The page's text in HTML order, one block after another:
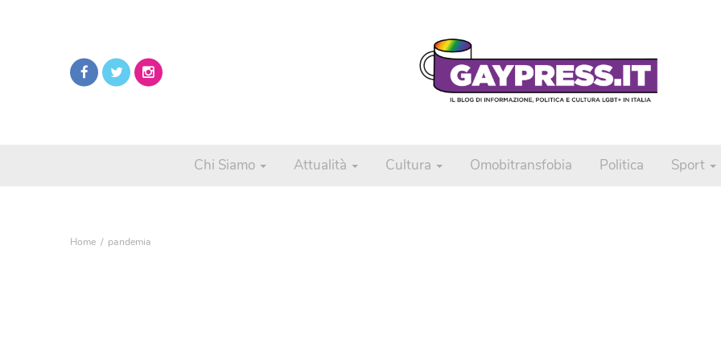
Chi Siamo Attualità Cultura Omobitransfobia Politica Sport
Home pandemia